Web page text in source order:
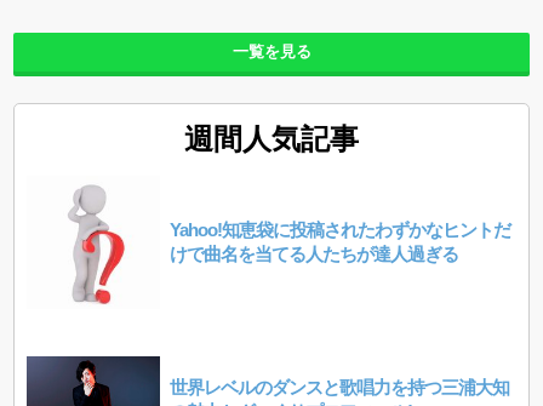
一覧を見る
週間人気記事
Yahoo!知恵袋に投稿されたわずかなヒントだ
けで曲名を当てる人たちが達人過ぎる
世界レベルのダンスと歌唱力を持つ三浦大知